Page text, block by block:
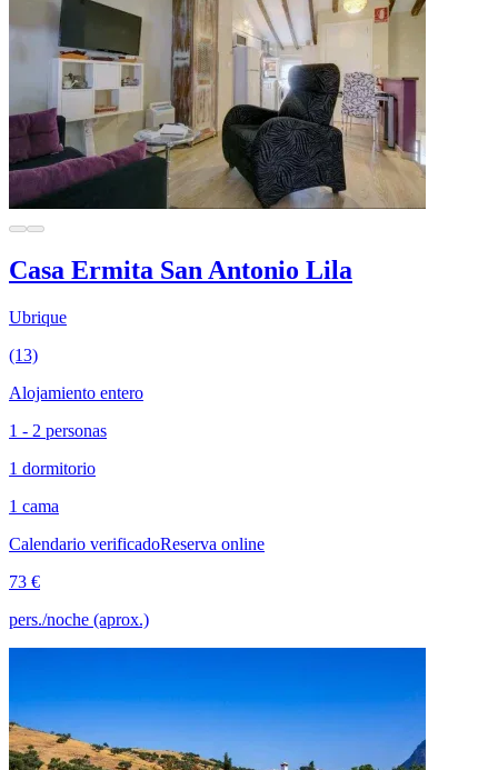
Casa Ermita San Antonio Lila
Ubrique
(13)
Alojamiento entero
1 - 2 personas
1 dormitorio
1 cama
Calendario verificadoReserva online
73 €
pers./noche (aprox.)